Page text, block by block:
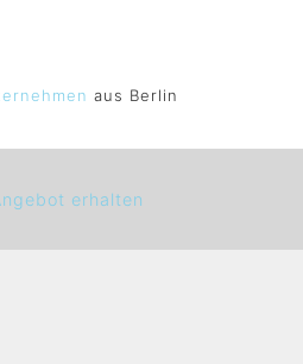
aus Berlin
erhalten